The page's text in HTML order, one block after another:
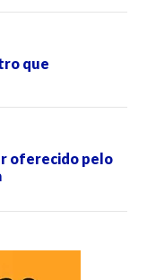
que
oferecido pelo